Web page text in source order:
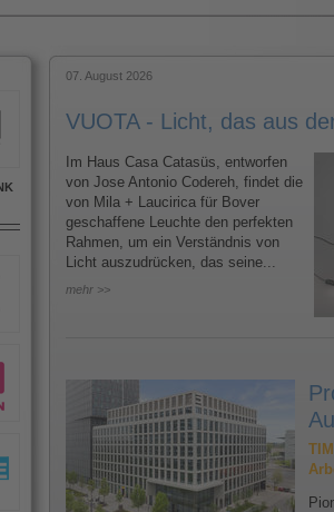
07. August 2026
VUOTA - Licht, das aus
Im Haus Casa Catasüs, entworfen
von Jose Antonio Codereh, findet die
von Mila + Laucirica für Bover
geschaffene Leuchte den perfekten
Rahmen, um ein Verständnis von
Licht auszudrücken, das seine...
mehr >>